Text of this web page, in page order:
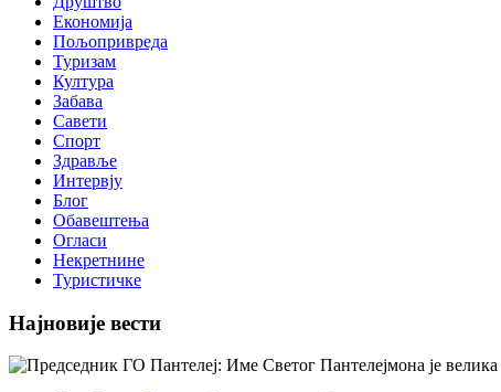
Економија
Пољопривреда
Туризам
Култура
Забава
Савети
Спорт
Здравље
Интервју
Блог
Обавештења
Огласи
Некретнине
Туристичке
Најновије вести